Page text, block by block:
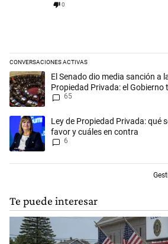
0
CONVERSACIONES ACTIVAS
Este listado muestra los artículos con
Un artículo de tendencia con el título "El
El Senado dio media sanción a
Propiedad Privada: el Gobierno
del Manejo del Fuego
65
Un artículo de tendencia con el título "Ley
Ley de Propiedad Privada: qué
favor y cuáles en contra
6